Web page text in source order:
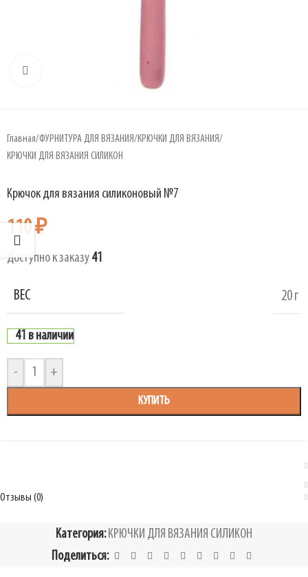
Главная/ФУРНИТУРА ДЛЯ ВЯЗАНИЯ/КРЮЧКИ ДЛЯ ВЯЗАНИЯ/
КРЮЧКИ ДЛЯ ВЯЗАНИЯ СИЛИКОН
Крючок для вязания силиконовый №7
110₽
Доступно к заказу 41
ВЕС 20 г
41 в наличии
- +
КУПИТЬ
Отзывы (0)
Категория: КРЮЧКИ ДЛЯ ВЯЗАНИЯ СИЛИКОН
Поделиться: